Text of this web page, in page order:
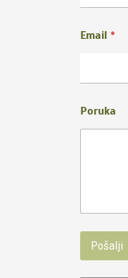
Email *
Poruka
Pošalji